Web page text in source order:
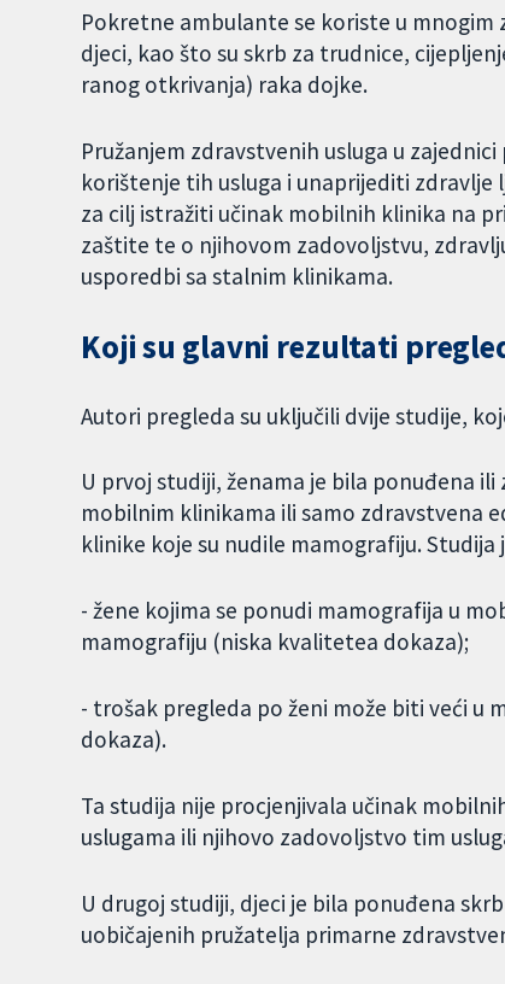
Pokretne ambulante se koriste u mnogim
djeci, kao što su skrb za trudnice,
ranog otkrivanja) raka dojke.
Pružanjem zdravstvenih usluga u
korištenje tih usluga i unaprijediti zdravlje
za cilj istražiti učinak mobilnih klinika na
zaštite te o njihovom zadovoljstvu,
usporedbi sa stalnim klinikama.
Koji su glavni rezultati
Autori pregleda su uključili dvije studije,
U prvoj studiji, ženama je bila ponuđena
mobilnim klinikama ili samo zdravstvena
klinike koje su nudile mamografiju. Studija
- žene kojima se ponudi mamografija u
mamografiju (niska kvalitetea dokaza);
- trošak pregleda po ženi može biti veći
dokaza).
Ta studija nije procjenjivala učinak
uslugama ili njihovo zadovoljstvo tim
U drugoj studiji, djeci je bila ponuđena
uobičajenih pružatelja primarne